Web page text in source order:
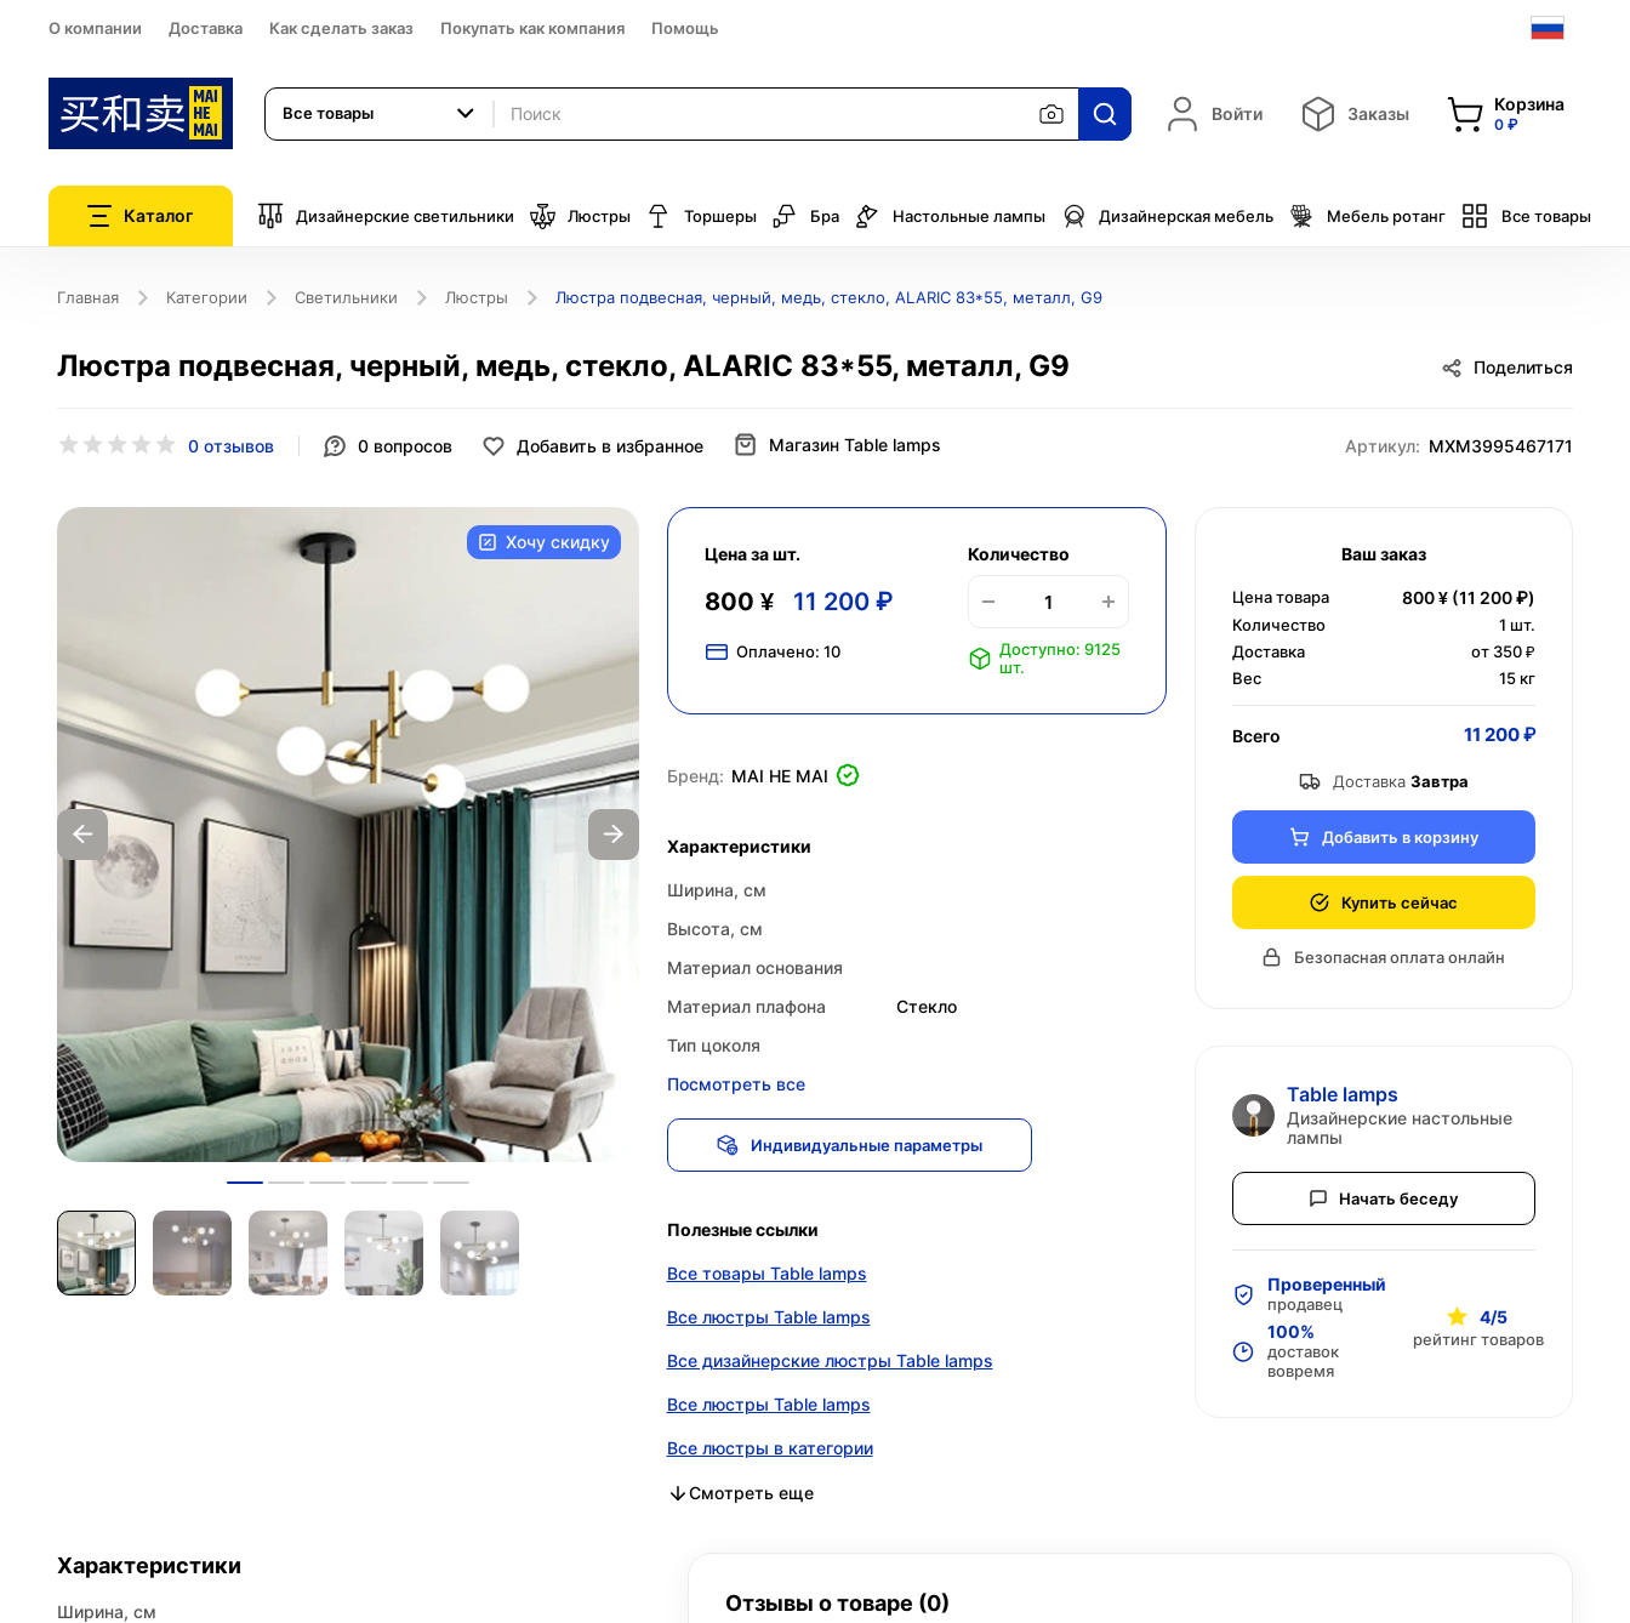
О компании Доставка Как сделать заказ Покупать как компания Помощь
Все товары Войти Заказы Корзина
0 ₽
Каталог Дизайнерские светильники Люстры Торшеры Бра Настольные лампы Дизайнерская мебель Мебель ротанг Все товары
Главная Категории Светильники Люстры Люстра подвесная, черный, медь, стекло, ALARIC 83*55, металл, G9
Люстра подвесная, черный, медь, стекло, ALARIC 83*55, металл, G9
0 отзывов 0 вопросов Добавить в избранное
Поделиться
Магазин Table lamps Артикул: MXM3995467171
Хочу скидку
Цена за шт.
800 ¥ 11 200 ₽
Оплачено: 10
Количество
Доступно: 9125
шт.
Бренд: MAI HE MAI
Характеристики
Ширина, см
Высота, см
Материал основания
Материал плафона
Стекло
Тип цоколя
Посмотреть все
Индивидуальные параметры
Полезные ссылки
Все товары Table lamps
Все люстры Table lamps
Все дизайнерские люстры Table lamps
Все люстры Table lamps
Все люстры в категории
Все дизайнерские люстры в категории
Все люстры в категории
Смотреть еще
Ваш заказ
Цена товара 800 ¥ (11 200 ₽)
Количество 1 шт.
Доставка
от 350 ₽
Вес
15 кг
Всего 11 200 ₽
Доставка Завтра
Добавить в корзину
Купить сейчас
Безопасная оплата онлайн
Table lamps
Дизайнерские настольные
лампы
Начать беседу
Проверенный
продавец
100%
доставок
вовремя
4/5
рейтинг товаров
Характеристики
Ширина, см Отзывы о товаре (0)